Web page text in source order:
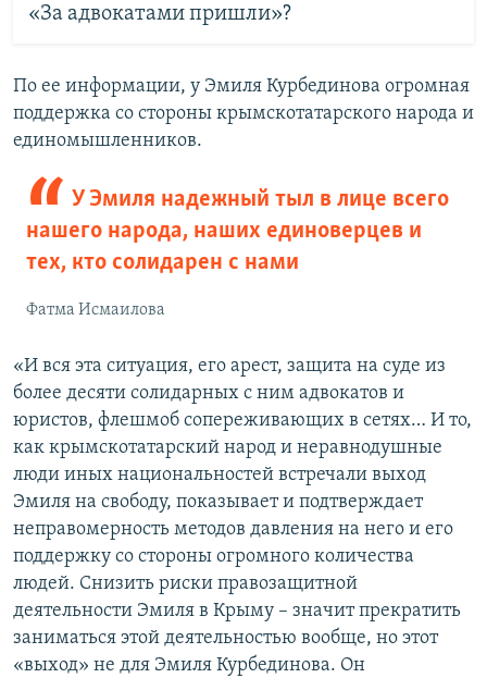
«За адвокатами пришли»?
По ее информации, у Эмиля Курбединова огромная
поддержка со стороны крымскотатарского народа и
единомышленников.
У Эмиля надежный тыл в лице всего
нашего народа, наших единоверцев и
тех, кто солидарен с нами
Фатма Исмаилова
«И вся эта ситуация, его арест, защита на суде из
более десяти солидарных с ним адвокатов и
юристов, флешмоб сопереживающих в сетях… И то,
как крымскотатарский народ и неравнодушные
люди иных национальностей встречали выход
Эмиля на свободу, показывает и подтверждает
неправомерность методов давления на него и его
поддержку со стороны огромного количества
людей. Снизить риски правозащитной
деятельности Эмиля в Крыму – значит прекратить
заниматься этой деятельностью вообще, но этот
«выход» не для Эмиля Курбединова. Он